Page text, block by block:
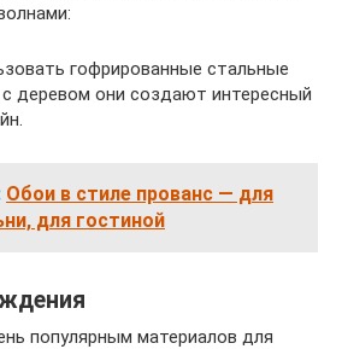
гофрированные стальные
с деревом они создают интересный
Обои в стиле прованс — для
для гостиной
популярным материалов для